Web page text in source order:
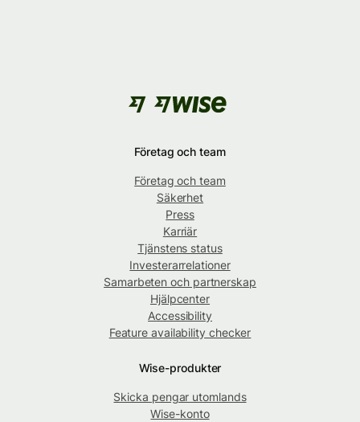
Företag och team
Företag och team
Säkerhet
Press
Karriär
Tjänstens status
Investerarrelationer
Samarbeten och partnerskap
Hjälpcenter
Accessibility
Feature availability checker
Wise-produkter
Skicka pengar utomlands
Wise-konto